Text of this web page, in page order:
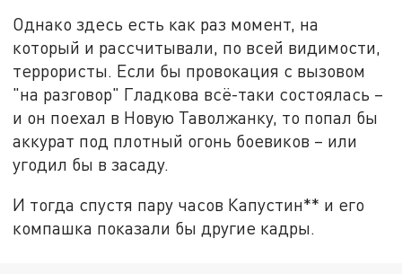
Однако здесь есть как раз момент, на
который и рассчитывали, по всей видимости,
террористы. Если бы провокация с вызовом
"на разговор" Гладкова всё-таки состоялась –
и он поехал в Новую Таволжанку, то попал бы
аккурат под плотный огонь боевиков – или
угодил бы в засаду.
И тогда спустя пару часов Капустин** и его
компашка показали бы другие кадры.